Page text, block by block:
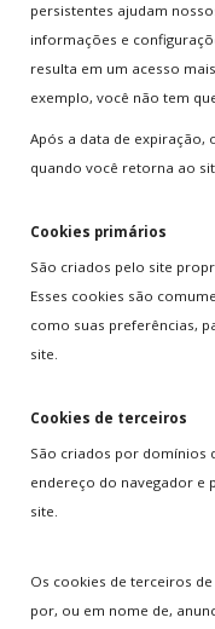
persistentes ajudam
informações e
resulta em um acesso
exemplo, você não tem
Após a data de
quando você retorna ao
Cookies primários
São criados pelo site
Esses cookies são
como suas preferências,
site.
Cookies de terceiros
São criados por domínios
endereço do navegador e
site.
Os cookies de terceiros
por, ou em nome de,